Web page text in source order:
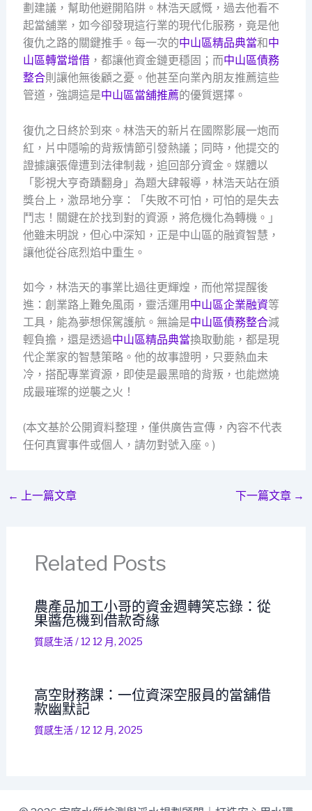
劃建議，幫助他避開陷阱。林浩天感慨，過去他看不
起當舖業，如今卻發現這行業的現代化服務，竟是他
復仇之路的關鍵推手。每一次的中山區精品典當和中
山區轉當增借，都讓他資金鏈更穩固；而中山區債務
整合則讓他無後顧之憂。他甚至向業內朋友推薦這些
管道，強調這是中山區當舖推薦的優質選擇。
復仇之日終於到來。林浩天的新片在國際影展一炮而
紅，片中隱喻的背叛情節引發熱議；同時，他提交的
證據讓張偉遭到法律制裁，追回部分資金。媒體以
「影視大亨奇蹟翻身」為題大肆報導，林浩天站在頒
獎台上，激昂地分享：「失敗不可怕，可怕的是失去
鬥志！關鍵在於找到對的資源，將危機化為轉機。」
他雖未明說，但心中深知，正是中山區的融資智慧，
讓他從谷底烈焰中重生。
如今，林浩天的事業比過往更輝煌，而他常提醒後
進：創業路上難免風雨，靈活運用 中山區企業融資等
工具，能為夢想保駕護航。無論是中山區債務整合減
輕負擔，還是透過中山區精品典當換取動能，都是現
代企業家的智慧策略。他的故事證明，只要熱血未
冷，搭配專業資源，即使是最黑暗的背叛，也能燃燒
成最璀璨的逆襲之火！
(本文基於公開資料整理，僅供廣告宣傳，內容不代表
任何真實事件或個人，請勿對號入座。)
← 上一篇文章 下一篇文章 →
Related Posts
農產品加工小哥的資金週轉笑忘錄：從
果醬危機到借款奇緣
質感生活/12 12 月, 2025
高空財務課：一位資深空服員的當舖借
款幽默記
質感生活/12 12 月, 2025